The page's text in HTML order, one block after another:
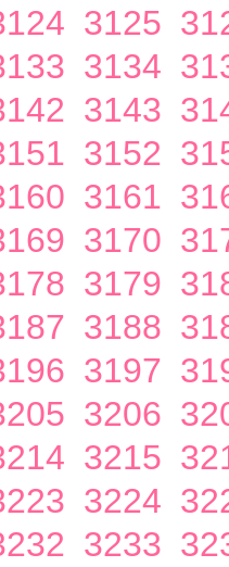
3125
3134
3143
3152
3161
3170
3179
3188
3197
3206
3215
3224
3233